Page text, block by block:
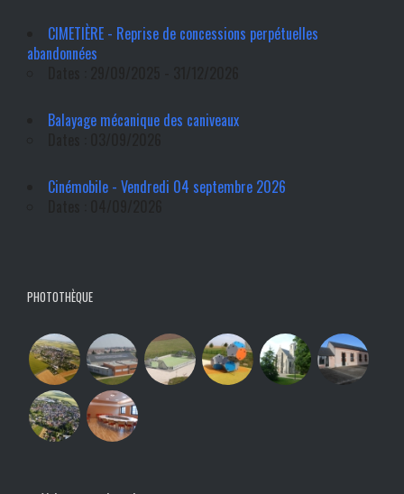
CIMETIÈRE - Reprise de concessions perpétuelles
abandonnées
Balayage mécanique des caniveaux
Cinémobile - Vendredi 04 septembre 2026
PHOTOTHÈQUE